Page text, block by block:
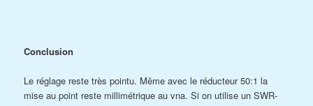
Conclusion
Le réglage reste très pointu. Même avec le réducteur 50:1 la
mise au point reste millimétrique au vna. Si on utilise un SWR-